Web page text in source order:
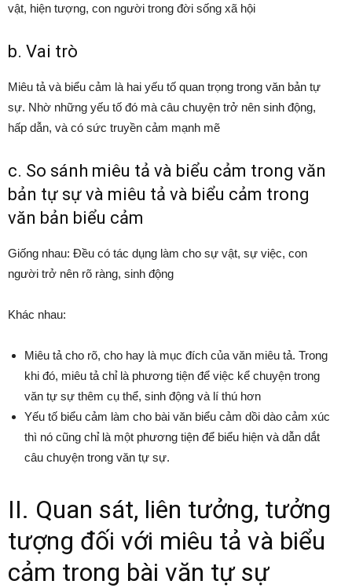
vật, hiện tượng, con người trong đời sống xã hội
b. Vai trò
Miêu tả và biểu cảm là hai yếu tố quan trọng trong văn bản tự
sự. Nhờ những yếu tố đó mà câu chuyện trở nên sinh động,
hấp dẫn, và có sức truyền cảm mạnh mẽ
c. So sánh miêu tả và biểu cảm trong văn
bản tự sự và miêu tả và biểu cảm trong
văn bản biểu cảm
Giống nhau: Đều có tác dụng làm cho sự vật, sự việc, con
người trở nên rõ ràng, sinh động
Khác nhau:
Miêu tả cho rõ, cho hay là mục đích của văn miêu tả. Trong
khi đó, miêu tả chỉ là phương tiện để việc kể chuyện trong
văn tự sự thêm cụ thể, sinh động và lí thú hơn
Yếu tố biểu cảm làm cho bài văn biểu cảm dồi dào cảm xúc
thì nó cũng chỉ là một phương tiện để biểu hiện và dẫn dắt
câu chuyện trong văn tự sự.
II. Quan sát, liên tưởng, tưởng
tượng đối với miêu tả và biểu
cảm trong bài văn tự sự